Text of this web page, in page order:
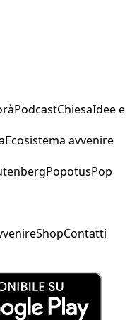
PodcastChiesaIdee e
Ecosistema avvenire
PopotusPop
ShopContatti